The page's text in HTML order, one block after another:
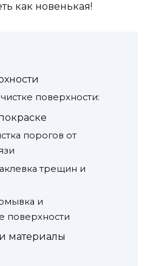
как новенькая!
поверхности:
порогов от
трещин и
и
поверхности
материалы